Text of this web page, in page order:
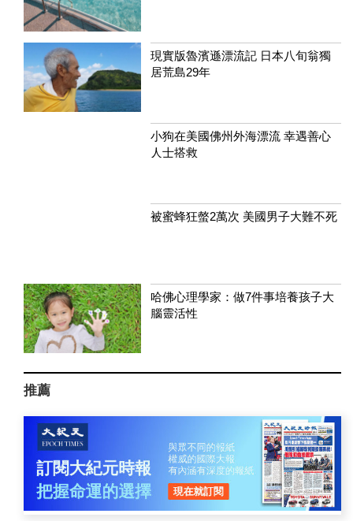
現實版魯濱遜漂流記 日本八旬翁獨
居荒島29年
小狗在美國佛州外海漂流 幸遇善心
人士搭救
被蜜蜂狂螫2萬次 美國男子大難不死
哈佛心理學家：做7件事培養孩子大
腦靈活性
推薦